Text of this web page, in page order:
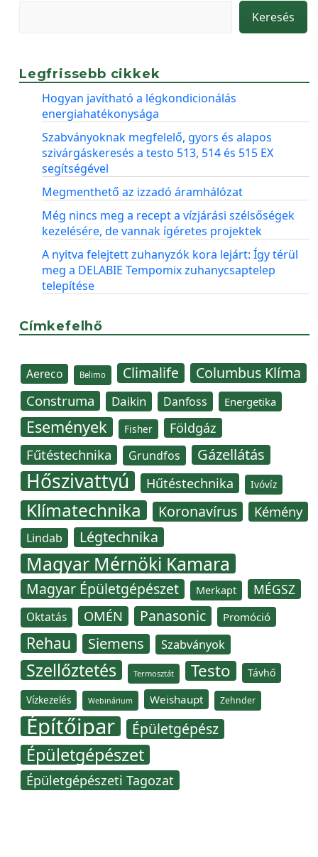
Keresés
Legfrissebb cikkek
Hogyan javítható a légkondicionálás
energiahatékonysága
Szabványoknak megfelelő, gyors és alapos
szivárgáskeresés a testo 513, 514 és 515 EX
segítségével
Megmenthető az izzadó áramhálózat
Még nincs meg a recept a vízjárási szélsőségek
kezelésére, de vannak ígéretes projektek
A nyitva felejtett zuhanyzók kora lejárt: Így térül
meg a DELABIE Tempomix zuhanycsaptelep
telepítése
Címkefelhő
Aereco Belimo Climalife Columbus Klíma
Construma Daikin Danfoss Energetika
Események Fisher Földgáz
Fűtéstechnika Grundfos Gázellátás
Hőszivattyú Hűtéstechnika Ivóvíz
Klímatechnika Koronavírus Kémény
Lindab Légtechnika
Magyar Mérnöki Kamara
Magyar Épületgépészet Merkapt MÉGSZ
Oktatás OMÉN Panasonic Promóció
Rehau Siemens Szabványok
Szellőztetés Termosztát Testo Távhő
Vízkezelés Webinárium Weishaupt Zehnder
Építőipar Épületgépész
Épületgépészet
Épületgépészeti Tagozat